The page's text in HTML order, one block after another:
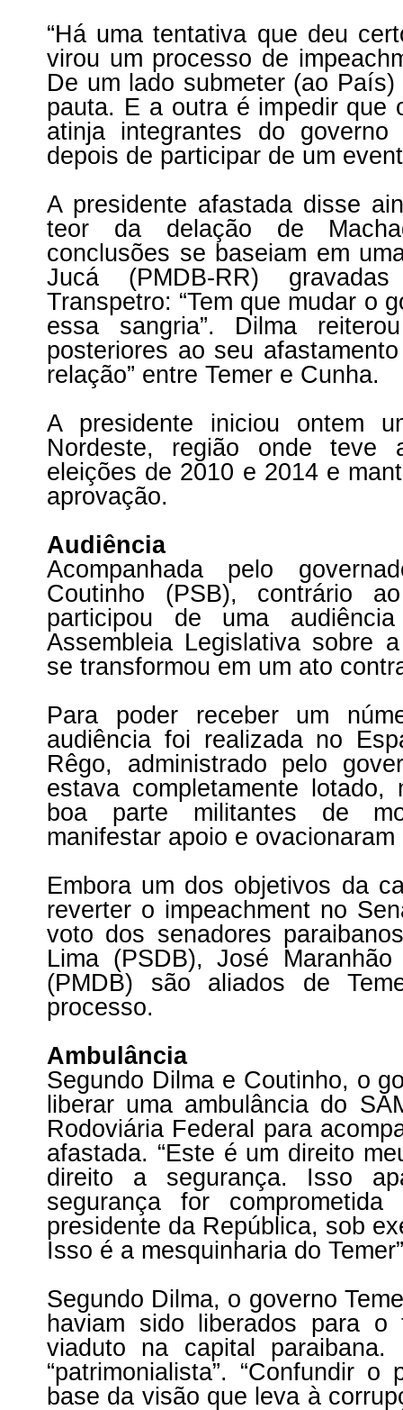
“Há uma tentativa que deu
virou um processo de
De um lado submeter (ao
pauta. E a outra é impedir que
atinja integrantes do governo
depois de participar de um
A presidente afastada disse
teor da delação de
conclusões se baseiam em
Jucá (PMDB-RR)
Transpetro: “Tem que mudar o
essa sangria”. Dilma
posteriores ao seu
relação” entre Temer e Cunha.
A presidente iniciou ontem
Nordeste, região onde
eleições de 2010 e 2014 e
aprovação.
Audiência
Acompanhada pelo
Coutinho (PSB), contrário
participou de uma
Assembleia Legislativa sobre
se transformou em um ato
Para poder receber um
audiência foi realizada no
Rêgo, administrado pelo
estava completamente
boa parte militantes de
manifestar apoio e ovacionaram
Embora um dos objetivos da
reverter o impeachment no
voto dos senadores
Lima (PSDB), José
(PMDB) são aliados de
processo.
Ambulância
Segundo Dilma e Coutinho, o
liberar uma ambulância do
Rodoviária Federal para
afastada. “Este é um direito
direito a segurança. Isso
segurança for
presidente da República, sob
Isso é a mesquinharia do
Segundo Dilma, o governo
haviam sido liberados para
viaduto na capital
“patrimonialista”. “Confundir
base da visão que leva à